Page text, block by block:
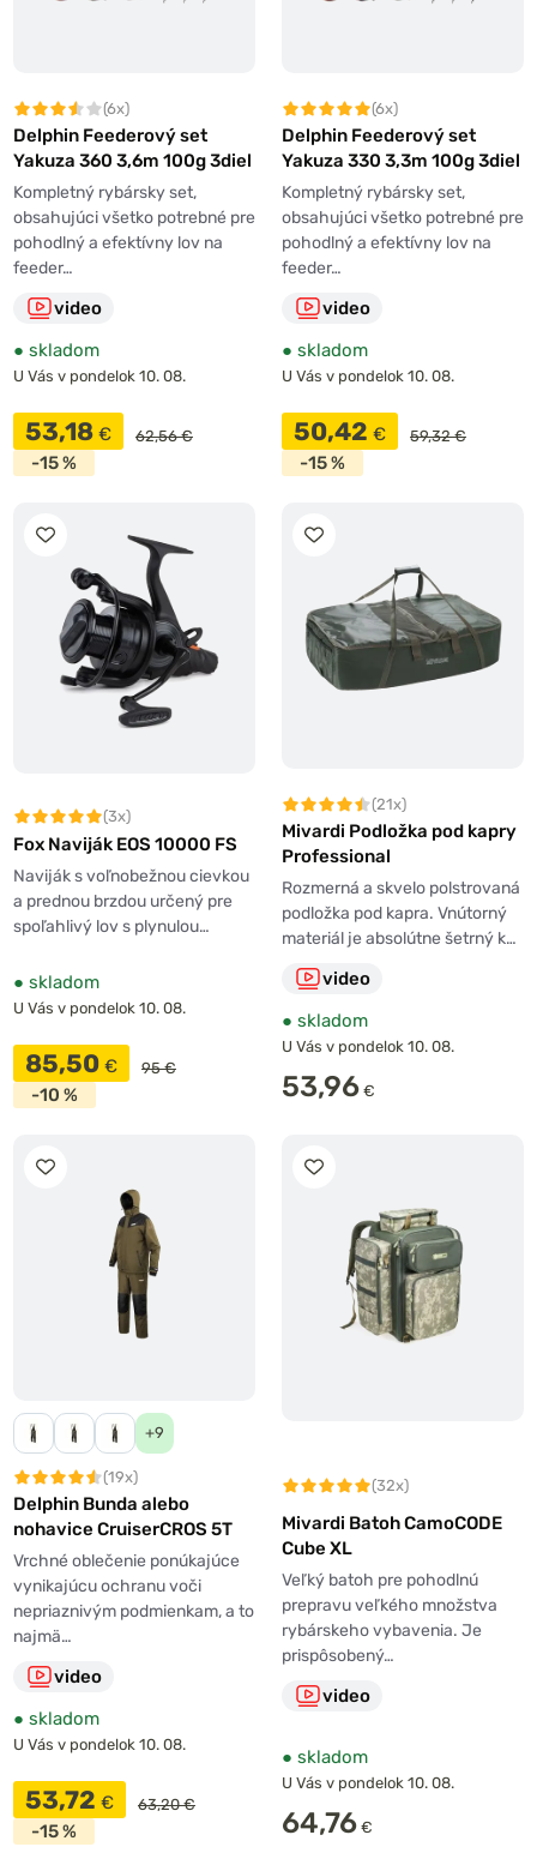
(6x)
Delphin Feederový set
Yakuza 360 3,6m 100g 3diel
Kompletný rybársky set,
obsahujúci všetko potrebné pre
pohodlný a efektívny lov na
feeder…
video
● skladom
U Vás v pondelok 10. 08.
53,18 € 62,56 €
-15 %
(6x)
Delphin Feederový set
Yakuza 330 3,3m 100g 3diel
Kompletný rybársky set,
obsahujúci všetko potrebné pre
pohodlný a efektívny lov na
feeder…
video
● skladom
U Vás v pondelok 10. 08.
50,42 € 59,32 €
-15 %
(3x)
Fox Naviják EOS 10000 FS
Naviják s voľnobežnou cievkou
a prednou brzdou určený pre
spoľahlivý lov s plynulou…
● skladom
U Vás v pondelok 10. 08.
85,50 € 95 €
-10 %
(21x)
Mivardi Podložka pod kapry
Professional
Rozmerná a skvelo polstrovaná
podložka pod kapra. Vnútorný
materiál je absolútne šetrný k…
video
● skladom
U Vás v pondelok 10. 08.
53,96 €
+9
(19x)
Delphin Bunda alebo
nohavice CruiserCROS 5T
Vrchné oblečenie ponúkajúce
vynikajúcu ochranu voči
nepriaznivým podmienkam, a to
najmä…
video
● skladom
U Vás v pondelok 10. 08.
53,72 € 63,20 €
-15 %
(32x)
Mivardi Batoh CamoCODE
Cube XL
Veľký batoh pre pohodlnú
prepravu veľkého množstva
rybárskeho vybavenia. Je
prispôsobený…
video
● skladom
U Vás v pondelok 10. 08.
64,76 €